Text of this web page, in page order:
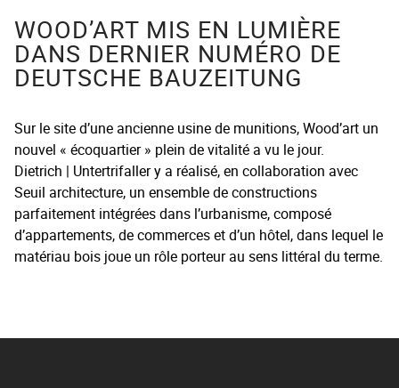
WOOD’ART MIS EN LUMIÈRE
DANS DERNIER NUMÉRO DE
DEUTSCHE BAUZEITUNG
Sur le site d’une ancienne usine de munitions, Wood’art un
nouvel « écoquartier » plein de vitalité a vu le jour.
Dietrich | Untertrifaller y a réalisé, en collaboration avec
Seuil architecture, un ensemble de constructions
parfaitement intégrées dans l’urbanisme, composé
d’appartements, de commerces et d’un hôtel, dans lequel le
matériau bois joue un rôle porteur au sens littéral du terme.